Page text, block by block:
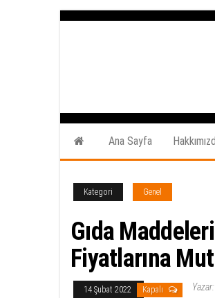
İçeriğe
Ana Sayfa
Kategori Genel
Gıda
Fiyatlarına
14 Şubat 2022 Kapalı Yazar: